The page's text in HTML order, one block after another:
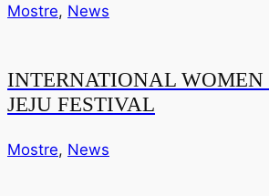
Mostre, News
INTERNATIONAL WOMEN
JEJU FESTIVAL
Mostre, News